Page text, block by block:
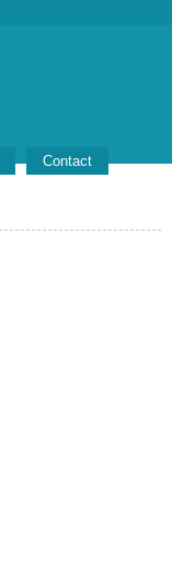
Contact